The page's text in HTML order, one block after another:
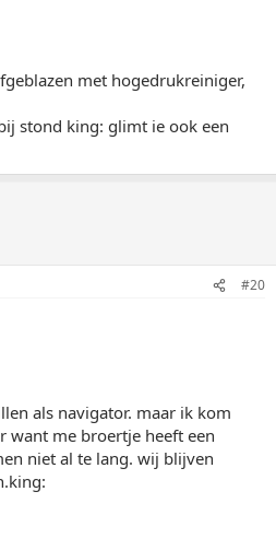
met hogedrukreiniger,
stond king: glimt ie ook een
#20
als navigator. maar ik kom
want me broertje heeft een
niet al te lang. wij blijven